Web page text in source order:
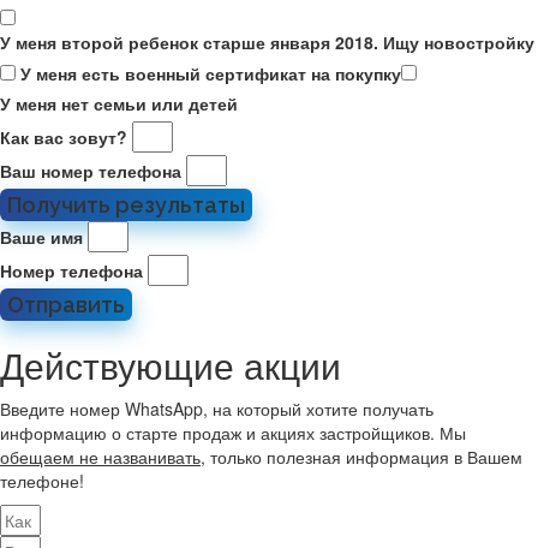
У меня второй ребенок старше января 2018. Ищу новостройку
У меня есть военный сертификат на покупку
У меня нет семьи или детей
Как вас зовут?
Ваш номер телефона
Получить результаты
Ваше имя
Номер телефона
Отправить
Действующие акции
Введите номер WhatsApp, на который хотите получать
информацию о старте продаж и акциях застройщиков. Мы
обещаем не названивать, только полезная информация в Вашем
телефоне!